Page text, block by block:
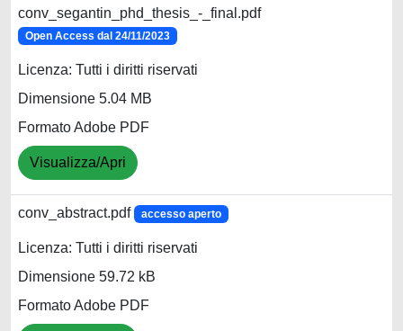
conv_segantin_phd_thesis_-_final.pdf
Open Access dal 24/11/2023
Licenza: Tutti i diritti riservati
Dimensione 5.04 MB
Formato Adobe PDF
Visualizza/Apri
conv_abstract.pdf accesso aperto
Licenza: Tutti i diritti riservati
Dimensione 59.72 kB
Formato Adobe PDF